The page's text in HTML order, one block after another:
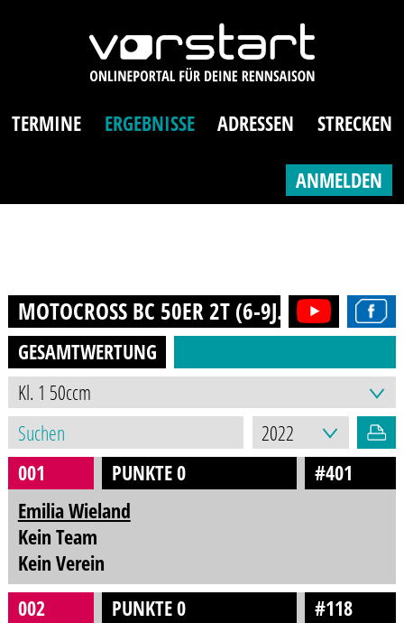
TERMINE ERGEBNISSE ADRESSEN STRECKEN
ANMELDEN
MOTOCROSS BC 50ER 2T (6-9J.) 2022
GESAMTWERTUNG
001 PUNKTE 0
#401
Emilia Wieland
Kein Team
Kein Verein
002
PUNKTE 0
#118